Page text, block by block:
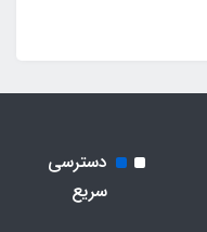
دسترسی
سریع